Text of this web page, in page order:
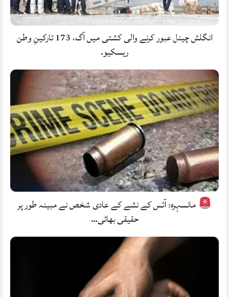
انگلش چینل عبور کرنے والی کشتی میں آگ، 173 تارکینِ وطن
ریسکیو.
مانسہرہ: آئس کے نشے کے عادی شخص نے مبینہ طور پر
حقیقی بھائی…